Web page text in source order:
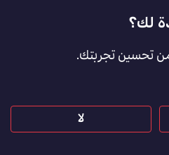
لك؟
تحسين تجربتك.
لا